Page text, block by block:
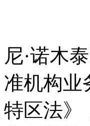
尼·诺木
准机构业
特区法》